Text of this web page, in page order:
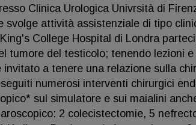
Clinica Urologica Univrsità di
svolge attività assistenziale di tipo
College Hospital di Londra
tumore del testicolo; tenendo lezioni
a tenere una relazione sulla
numerosi interventi chirurgici
sul simulatore e sui maialini
2 colecistectomie, 5